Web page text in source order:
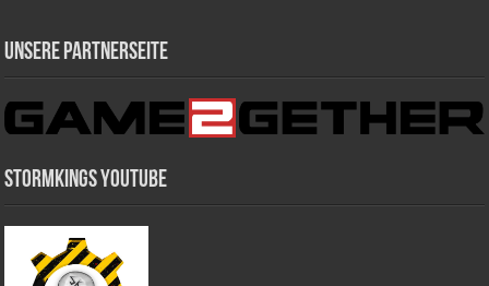
Unsere Partnerseite
Stormkings Youtube